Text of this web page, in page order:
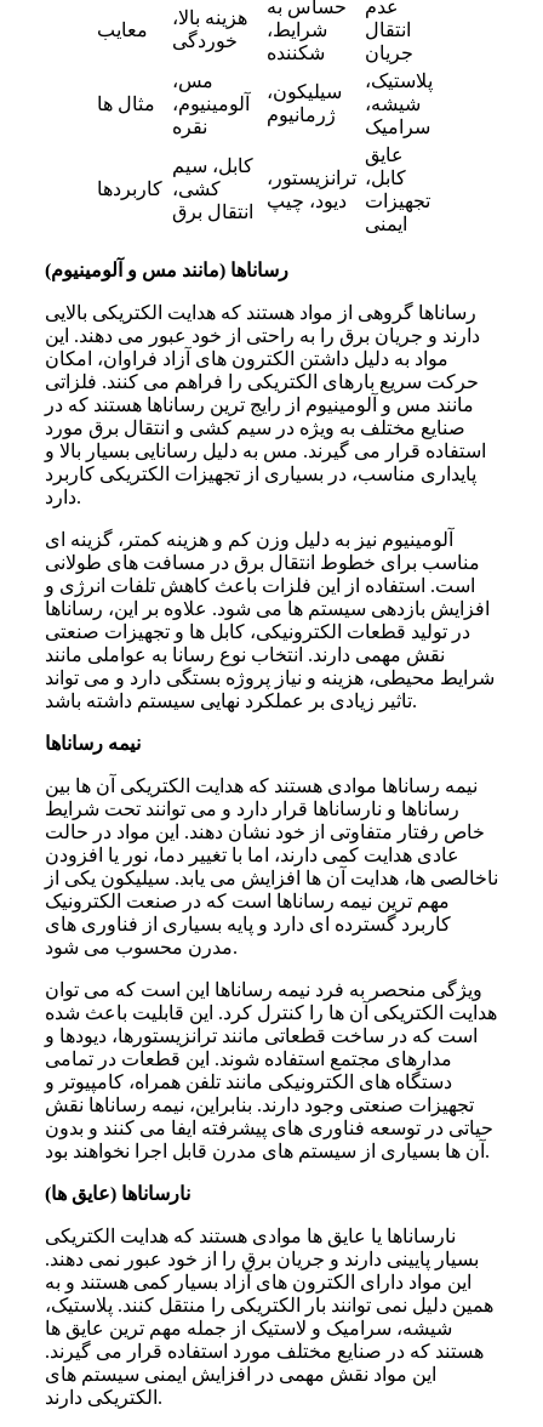
معایب
هزینه بالا،
خوردگی
حساس به
شرایط،
شکننده
عدم
انتقال
جریان
مثال ها
مس،
آلومینیوم،
نقره
سیلیکون،
ژرمانیوم
پلاستیک،
شیشه،
سرامیک
کاربردها
کابل، سیم
کشی،
انتقال برق
ترانزیستور،
دیود، چیپ
عایق
کابل،
تجهیزات
ایمنی
رساناها (مانند مس و آلومینیوم)
رساناها گروهی از مواد هستند که هدایت الکتریکی بالایی
دارند و جریان برق را به راحتی از خود عبور می دهند. این
مواد به دلیل داشتن الکترون های آزاد فراوان، امکان
حرکت سریع بارهای الکتریکی را فراهم می کنند. فلزاتی
مانند مس و آلومینیوم از رایج ترین رساناها هستند که در
صنایع مختلف به ویژه در سیم کشی و انتقال برق مورد
استفاده قرار می گیرند. مس به دلیل رسانایی بسیار بالا و
پایداری مناسب، در بسیاری از تجهیزات الکتریکی کاربرد
دارد.
آلومینیوم نیز به دلیل وزن کم و هزینه کمتر، گزینه ای
مناسب برای خطوط انتقال برق در مسافت های طولانی
است. استفاده از این فلزات باعث کاهش تلفات انرژی و
افزایش بازدهی سیستم ها می شود. علاوه بر این، رساناها
در تولید قطعات الکترونیکی، کابل ها و تجهیزات صنعتی
نقش مهمی دارند. انتخاب نوع رسانا به عواملی مانند
شرایط محیطی، هزینه و نیاز پروژه بستگی دارد و می تواند
تاثیر زیادی بر عملکرد نهایی سیستم داشته باشد.
نیمه رساناها
نیمه رساناها موادی هستند که هدایت الکتریکی آن ها بین
رساناها و نارساناها قرار دارد و می توانند تحت شرایط
خاص رفتار متفاوتی از خود نشان دهند. این مواد در حالت
عادی هدایت کمی دارند، اما با تغییر دما، نور یا افزودن
ناخالصی ها، هدایت آن ها افزایش می یابد. سیلیکون یکی از
مهم ترین نیمه رساناها است که در صنعت الکترونیک
کاربرد گسترده ای دارد و پایه بسیاری از فناوری های
مدرن محسوب می شود.
ویژگی منحصر به فرد نیمه رساناها این است که می توان
هدایت الکتریکی آن ها را کنترل کرد. این قابلیت باعث شده
است که در ساخت قطعاتی مانند ترانزیستورها، دیودها و
مدارهای مجتمع استفاده شوند. این قطعات در تمامی
دستگاه های الکترونیکی مانند تلفن همراه، کامپیوتر و
تجهیزات صنعتی وجود دارند. بنابراین، نیمه رساناها نقش
حیاتی در توسعه فناوری های پیشرفته ایفا می کنند و بدون
آن ها بسیاری از سیستم های مدرن قابل اجرا نخواهند بود.
نارساناها (عایق ها)
نارساناها یا عایق ها موادی هستند که هدایت الکتریکی
بسیار پایینی دارند و جریان برق را از خود عبور نمی دهند.
این مواد دارای الکترون های آزاد بسیار کمی هستند و به
همین دلیل نمی توانند بار الکتریکی را منتقل کنند. پلاستیک،
شیشه، سرامیک و لاستیک از جمله مهم ترین عایق ها
هستند که در صنایع مختلف مورد استفاده قرار می گیرند.
این مواد نقش مهمی در افزایش ایمنی سیستم های
الکتریکی دارند.